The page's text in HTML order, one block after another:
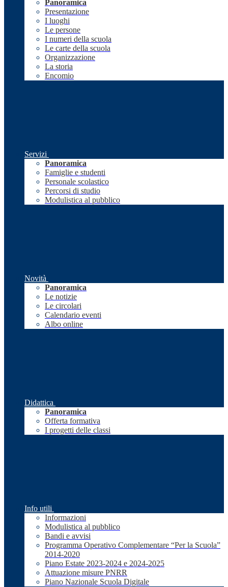
Panoramica
Presentazione
I luoghi
Le persone
I numeri della scuola
Le carte della scuola
Organizzazione
La storia
Encomio
Servizi
Panoramica
Famiglie e studenti
Personale scolastico
Percorsi di studio
Modulistica al pubblico
Novità
Panoramica
Le notizie
Le circolari
Calendario eventi
Albo online
Didattica
Panoramica
Offerta formativa
I progetti delle classi
Info utili
Informazioni
Modulistica al pubblico
Bandi e avvisi
Programma Operativo Complementare “Per la Scuola”
2014-2020
Piano Estate 2023-2024 e 2024-2025
Attuazione misure PNRR
Piano Nazionale Scuola Digitale